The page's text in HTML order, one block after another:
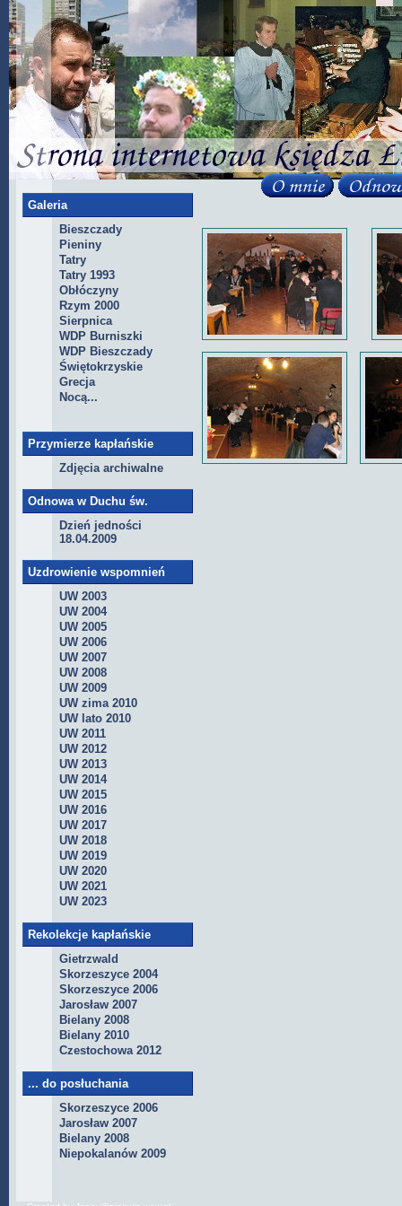
Galeria
Bieszczady
Pieniny
Tatry
Tatry 1993
Obłóczyny
Rzym 2000
Sierpnica
WDP Burniszki
WDP Bieszczady
Świętokrzyskie
Grecja
Nocą...
Przymierze kapłańskie
Zdjęcia archiwalne
Odnowa w Duchu św.
Dzień jedności
18.04.2009
Uzdrowienie wspomnień
UW 2003
UW 2004
UW 2005
UW 2006
UW 2007
UW 2008
UW 2009
UW zima 2010
UW lato 2010
UW 2011
UW 2012
UW 2013
UW 2014
UW 2015
UW 2016
UW 2017
UW 2018
UW 2019
UW 2020
UW 2021
UW 2023
Rekolekcje kapłańskie
Gietrzwald
Skorzeszyce 2004
Skorzeszyce 2006
Jarosław 2007
Bielany 2008
Bielany 2010
Czestochowa 2012
... do posłuchania
Skorzeszyce 2006
Jarosław 2007
Bielany 2008
Niepokalanów 2009